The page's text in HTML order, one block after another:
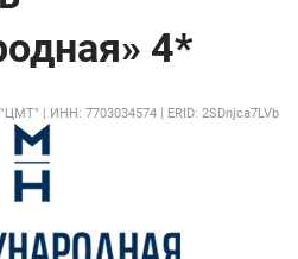
4*
| ИНН: 7703034574 | ERID: 2SDnjca7LVb